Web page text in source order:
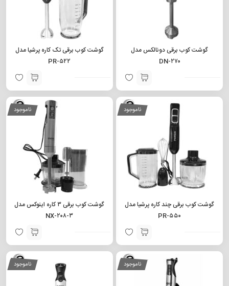
گوشت کوب برقی دونالکس مدل
DN-۲۷۰
گوشت کوب برقی تک کاره پرشیا مدل
PR-۵۲۲
ناموجود
گوشت کوب برقی چند کاره پرشیا مدل
PR-۵۵۰
ناموجود
گوشت کوب برقی ۳ کاره اینوکس مدل
NX-۲۰۸-۳
ناموجود ناموجود